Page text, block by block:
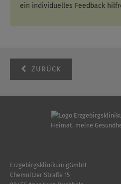
ein individuelles Feedback
ZURÜCK
Erzgebirgsklinikum gGmbH
Chemnitzer Straße 15